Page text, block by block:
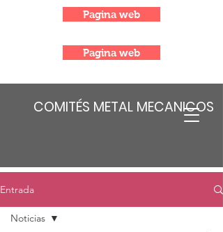
COMITÉS METAL MECANICOS
Pagina web
Pagina web
Entrada
Noticias